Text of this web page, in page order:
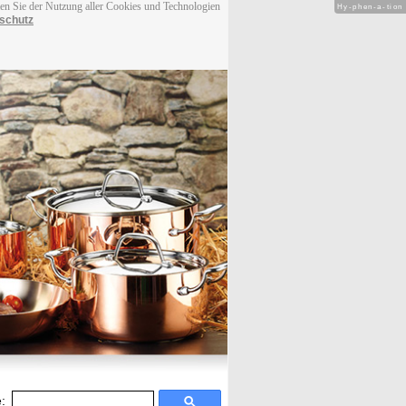
Sie der Nutzung aller Cookies und Technologien
Hy-phen-a-tion